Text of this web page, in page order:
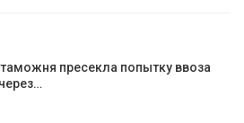
таможня пресекла попытку ввоза